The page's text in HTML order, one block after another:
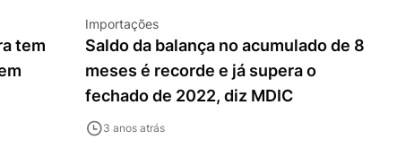
tem
Importações
Saldo da balança no acumulado de 8
meses é recorde e já supera o
fechado de 2022, diz MDIC
3 anos atrás